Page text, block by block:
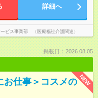
詳細へ
ビス事業部 （医療福祉介護関連）
掲載日：2026.08.05
NEW
お仕事＞コスメの